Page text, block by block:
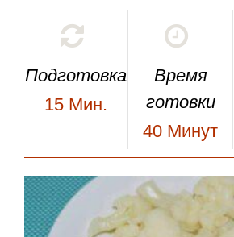
Подготовка
15 Мин.
Время
готовки
40 Минут